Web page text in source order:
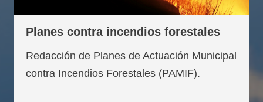
Planes contra incendios forestales
Redacción de Planes de Actuación Municipal
contra Incendios Forestales (PAMIF).